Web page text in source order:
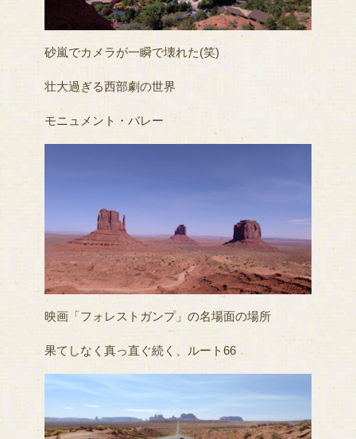
砂嵐でカメラが一瞬で壊れた(笑)
壮大過ぎる西部劇の世界
モニュメント・バレー
映画「フォレストガンプ」の名場面の場所
果てしなく真っ直ぐ続く、ルート66